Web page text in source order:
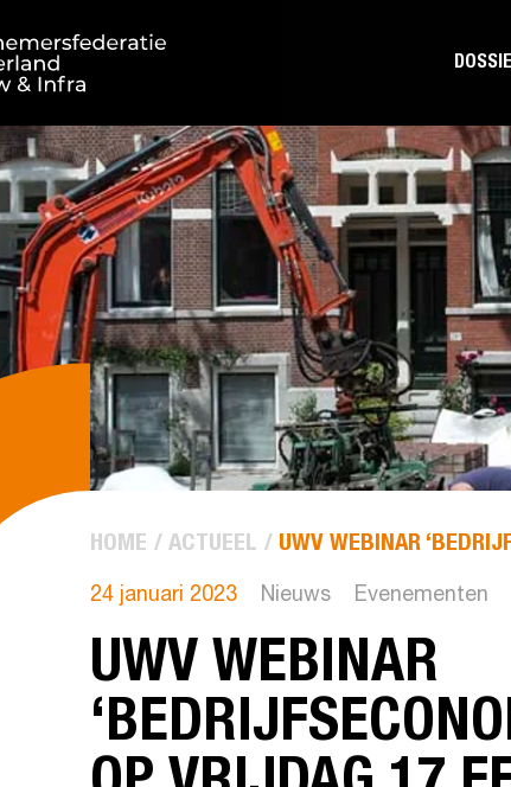
HOME ACTUEEL UWV WEBINAR
24 januari 2023 Nieuws Evenementen
UWV WEBINAR